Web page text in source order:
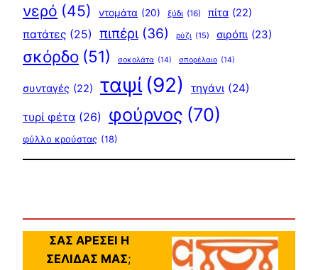
νερό (45) ντομάτα (20) ξύδι (16) πίτα (22)
πατάτες (25) πιπέρι (36) ρύζι (15) σιρόπι (23)
σκόρδο (51) σοκολάτα (14) σπορέλαιο (14)
συνταγές (22) ταψί (92) τηγάνι (24)
τυρί φέτα (26) φούρνος (70)
φύλλο κρούστας (18)
ΣΑΣ ΑΡΕΣΕΙ Η
ΣΕΛΙΔΑΣ ΜΑΣ;